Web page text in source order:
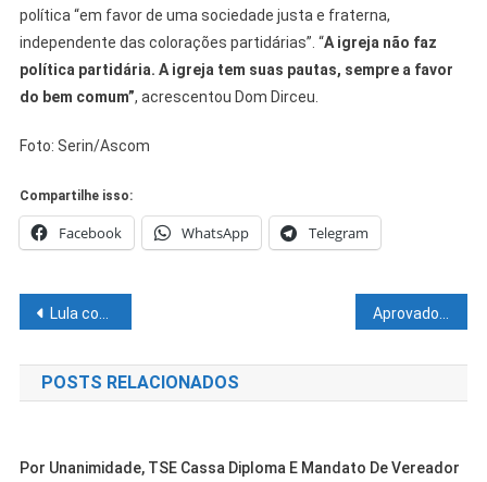
política “em favor de uma sociedade justa e fraterna,
independente das colorações partidárias”. “A igreja não faz
política partidária. A igreja tem suas pautas, sempre a favor
do bem comum”, acrescentou Dom Dirceu.
Foto: Serin/Ascom
Compartilhe isso:
Facebook WhatsApp Telegram
Navegação
de
Post
Lula convida Randolfe para coordenar campanha e pede compreensão aos amapaenses Aprovado projeto que regulamenta retorno de gestantes ao trabalho presencial após vacina
POSTS RELACIONADOS
Por Unanimidade, TSE Cassa Diploma E Mandato De Vereador